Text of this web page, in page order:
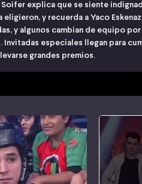
explica que se siente
y recuerda a Yaco
y algunos cambian de equipo
Invitadas especiales llegan para
grandes premios.